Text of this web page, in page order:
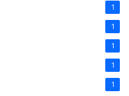
1
1
1
1
1